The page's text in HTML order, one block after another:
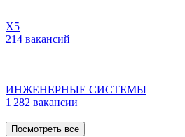
Х5
214 вакансий
ИНЖЕНЕРНЫЕ СИСТЕМЫ
1 282 вакансии
Посмотреть все